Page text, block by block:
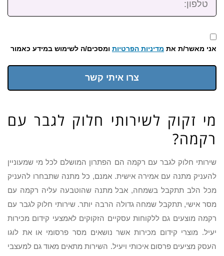
אני מאשר/ת את מדיניות הפרטיות ומסכים/ה לשימוש במידע כאמור
צרו איתי קשר
מי זקוק לשירותי חלוק לגבר עם
רקמה?
שירותי חלוק לגבר עם רקמה הם הפתרון המושלם לכל מי שמעוניין
להעניק מתנה עם אמירה אישית. אמנם, כל מתנה שתבחרו להעניק
מכל הלב תתקבל בשמחה, אבל מתנה שהוטבעה עליה רקמה עם
מסר אישי, תתקבל שמחה גדולה הרבה יותר. שירותי חלוק לגבר עם
רקמה מוצעים גם ללקוחות עסקיים הזקוקים לאמצעי קידום מכירות
יעיל. מוצרי קידום מכירות אשר נושאים מסר פרסומי או את לוגו
העסק מציעים פרסום איכותי ויעיל. השירות מתאים מאוד גם למעצבי